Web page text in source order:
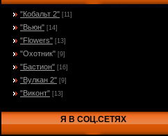
"Кобальт 2" [11]
"Вьюн" [14]
"Flowers" [13]
"Охотник" [9]
"Бастион" [16]
"Вулкан 2" [9]
"Виконт" [13]
Я В СОЦ.СЕТЯХ